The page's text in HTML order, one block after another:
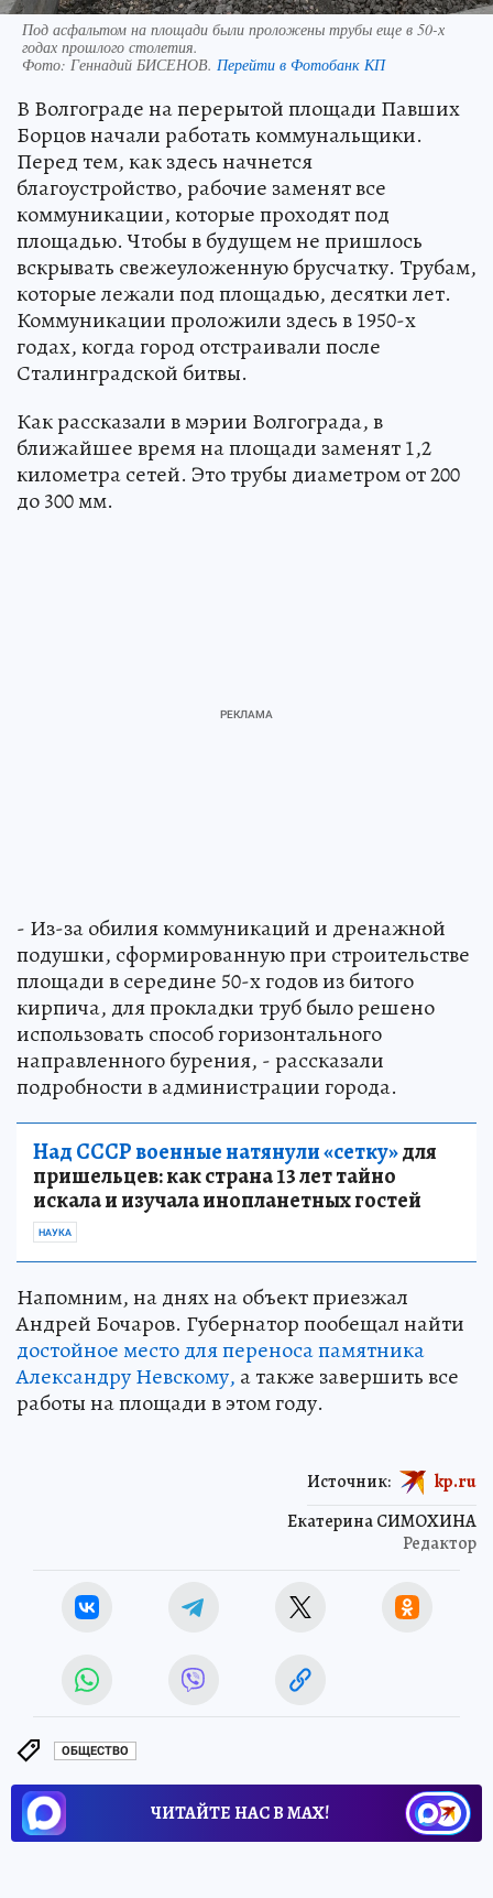
Под асфальтом на площади были проложены трубы еще в 50-х
годах прошлого столетия.
Фото: Геннадий БИСЕНОВ. Перейти в Фотобанк КП
В Волгограде на перерытой площади Павших
Борцов начали работать коммунальщики.
Перед тем, как здесь начнется
благоустройство, рабочие заменят все
коммуникации, которые проходят под
площадью. Чтобы в будущем не пришлось
вскрывать свежеуложенную брусчатку. Трубам,
которые лежали под площадью, десятки лет.
Коммуникации проложили здесь в 1950-х
годах, когда город отстраивали после
Сталинградской битвы.
Как рассказали в мэрии Волгограда, в
ближайшее время на площади заменят 1,2
километра сетей. Это трубы диаметром от 200
до 300 мм.
- Из-за обилия коммуникаций и дренажной
подушки, сформированную при строительстве
площади в середине 50-х годов из битого
кирпича, для прокладки труб было решено
использовать способ горизонтального
направленного бурения, - рассказали
подробности в администрации города.
Над СССР военные натянули «сетку»для
пришельцев: как страна 13 лет тайно
искала и изучала инопланетных гостей
НАУКА
Напомним, на днях на объект приезжал
Андрей Бочаров. Губернатор пообещал найти
достойное место для переноса памятника
Александру Невскому, а также завершить все
работы на площади в этом году.
Екатерина СИМОХИНА
Редактор
Источник: kp.ru
ОБЩЕСТВО
ЧИТАЙТЕ НАС В МАХ!